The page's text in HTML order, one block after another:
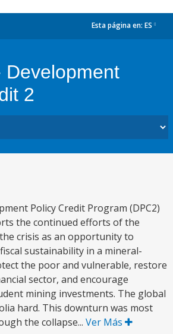
Esta página en: ES
Development
2
Policy Credit Program (DPC2)
the continued efforts of the
crisis as an opportunity to
sustainability in a mineral-
the poor and vulnerable, restore
sector, and encourage
mining investments. The global
hard. This downturn was most
the collapse... Ver Más